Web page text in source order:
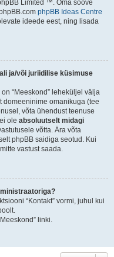
Limited ™. Oma soove
phpBB Ideas Centre
ideede eest, ning lisada
ja/või juriidilise küsimuse
“Meeskond” leheküljel välja
domeeninime omanikuga (tee
võta ühendust teenuse
ole absoluutselt midagi
võtta. Ära võta
phpBB saidiga seotud. Kui
vastust saada.
“Kontakt” vormi, juhul kui
linki.